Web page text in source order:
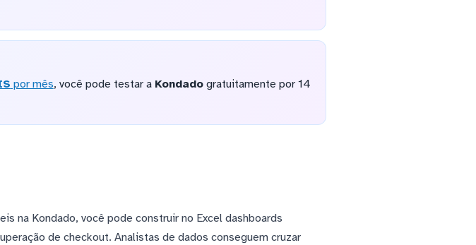
por mês, você pode testar a Kondadogratuitamente por 14
na Kondado, você pode construir no Excel dashboards
de checkout. Analistas de dados conseguem cruzar